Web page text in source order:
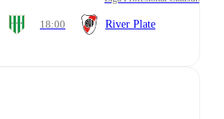
18:00 River Plate